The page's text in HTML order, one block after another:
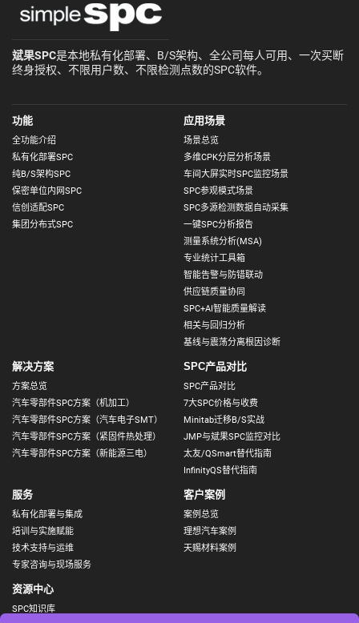
斌果SPC是本地私有化部署、B/S架构、全公司每人可用、一次买断
终身授权、不限用户数、不限检测点数的SPC软件。
功能
全功能介绍
私有化部署SPC
纯B/S架构SPC
保密单位内网SPC
信创适配SPC
集团分布式SPC
应用场景
场景总览
多维CPK分层分析场景
车间大屏实时SPC监控场景
SPC参观模式场景
SPC多源检测数据自动采集
一键SPC分析报告
测量系统分析(MSA)
专业统计工具箱
智能告警与防错联动
供应链质量协同
SPC+AI智能质量解读
相关与回归分析
基线与震荡分离根因诊断
解决方案
方案总览
汽车零部件SPC方案（机加工）
汽车零部件SPC方案（汽车电子SMT）
汽车零部件SPC方案（紧固件热处理）
汽车零部件SPC方案（新能源三电）
SPC产品对比
SPC产品对比
7大SPC价格与收费
Minitab迁移B/S实战
JMP与斌果SPC监控对比
太友/QSmart替代指南
InfinityQS替代指南
服务
私有化部署与集成
培训与实施赋能
技术支持与运维
专家咨询与现场服务
客户案例
案例总览
理想汽车案例
天赐材料案例
资源中心
SPC知识库